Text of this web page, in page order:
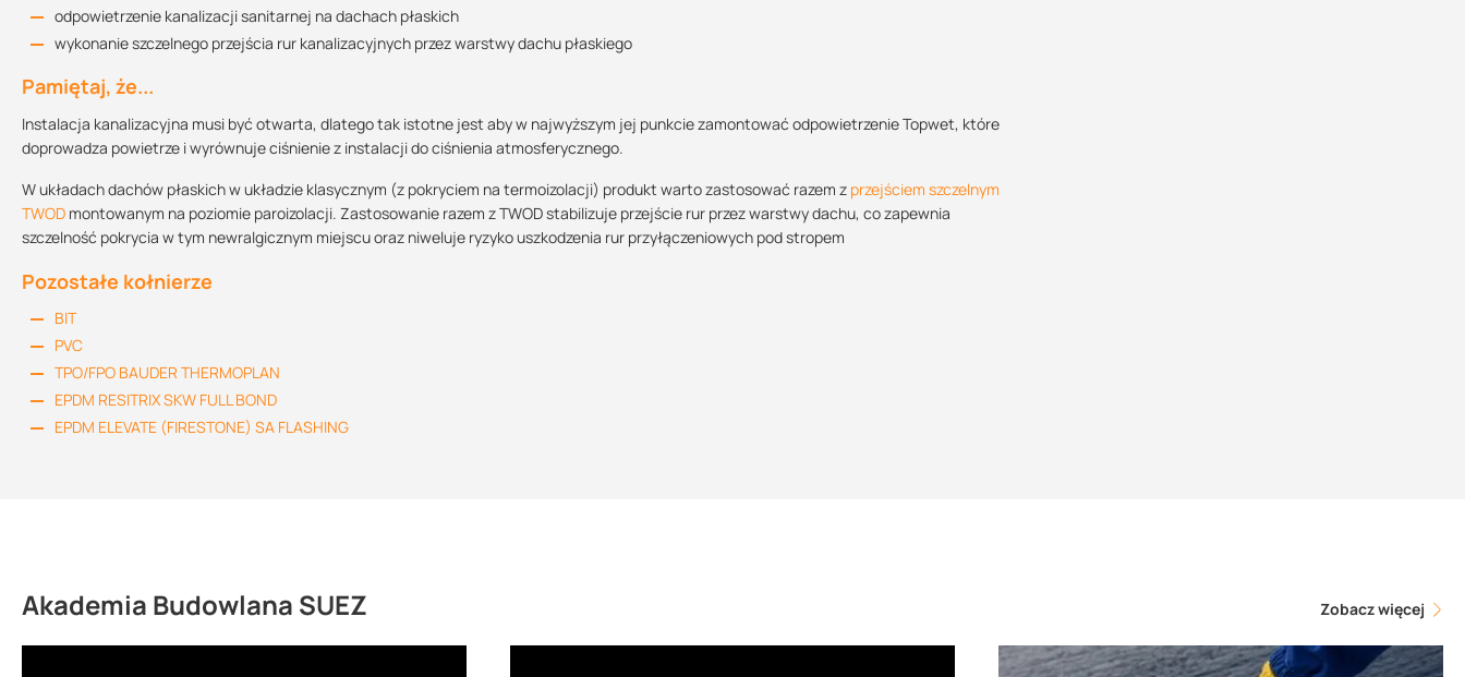
odpowietrzenie kanalizacji sanitarnej na dachach płaskich
wykonanie szczelnego przejścia rur kanalizacyjnych przez warstwy dachu płaskiego
Pamiętaj, że...
Instalacja kanalizacyjna musi być otwarta, dlatego tak istotne jest aby w najwyższym jej punkcie zamontować odpowietrzenie Topwet, które
doprowadza powietrze i wyrównuje ciśnienie z instalacji do ciśnienia atmosferycznego.
W układach dachów płaskich w układzie klasycznym (z pokryciem na termoizolacji) produkt warto zastosować razem z przejściem szczelnym
TWOD montowanym na poziomie paroizolacji. Zastosowanie razem z TWOD stabilizuje przejście rur przez warstwy dachu, co zapewnia
szczelność pokrycia w tym newralgicznym miejscu oraz niweluje ryzyko uszkodzenia rur przyłączeniowych pod stropem
Pozostałe kołnierze
BIT
PVC
TPO/FPO BAUDER THERMOPLAN
EPDM RESITRIX SKW FULL BOND
EPDM ELEVATE (FIRESTONE) SA FLASHING
Rysunek techniczny DN125
Akademia Budowlana SUEZ Zobacz więcej